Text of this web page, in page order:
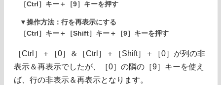
［Ctrl］キー＋［9］キーを押す
▼操作方法：行を再表示にする
［Ctrl］キー＋［Shift］キー＋［9］キーを押す
［Ctrl］＋［0］＆［Ctrl］＋［Shift］＋［0］が列の非
表示＆再表示でしたが、［0］の隣の［9］キーを使え
ば、行の非表示＆再表示となります。